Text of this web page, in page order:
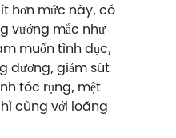
hơn mức này, có
vướng mắc như
muốn tình dục,
dương, giảm sút
tóc rụng, mệt
cùng với loãng